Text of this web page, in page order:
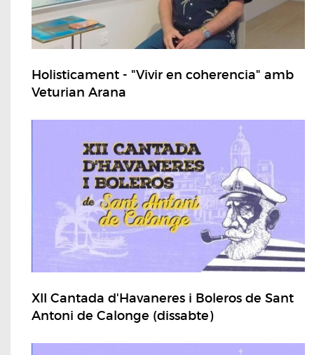
Holisticament - "Vivir en coherencia" amb
Veturian Arana
XII Cantada d'Havaneres i Boleros de Sant
Antoni de Calonge (dissabte)